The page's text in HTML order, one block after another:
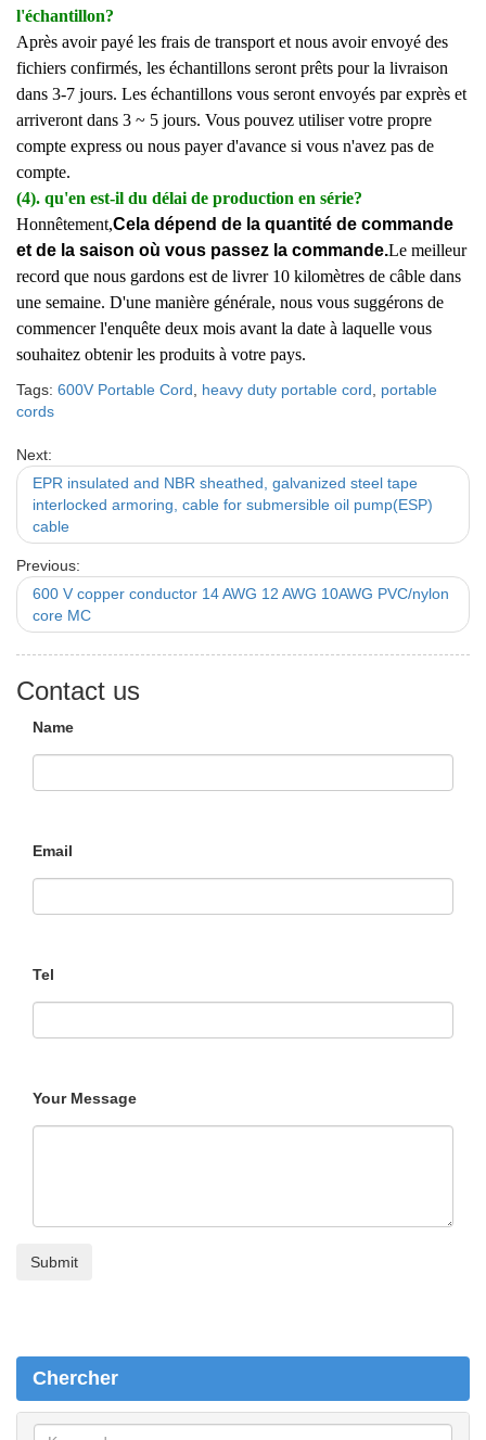
l'échantillon?
Après avoir payé les frais de transport et nous avoir envoyé des
fichiers confirmés, les échantillons seront prêts pour la livraison
dans 3-7 jours. Les échantillons vous seront envoyés par exprès et
arriveront dans 3 ~ 5 jours. Vous pouvez utiliser votre propre
compte express ou nous payer d'avance si vous n'avez pas de
compte.
(4). qu'en est-il du délai de production en série?
Honnêtement,Cela dépend de la quantité de commande
et de la saison où vous passez la commande.Le meilleur
record que nous gardons est de livrer 10 kilomètres de câble dans
une semaine. D'une manière générale, nous vous suggérons de
commencer l'enquête deux mois avant la date à laquelle vous
souhaitez obtenir les produits à votre pays.
Tags: 600V Portable Cord heavy duty portable cord
portable
cords
Next:
EPR insulated and NBR sheathed, galvanized steel tape
interlocked armoring, cable for submersible oil pump(ESP)
cable
Previous:
600 V copper conductor 14 AWG 12 AWG 10AWG PVC/nylon
core MC
Contact us
Name
Email
Tel
Your Message
Chercher
C